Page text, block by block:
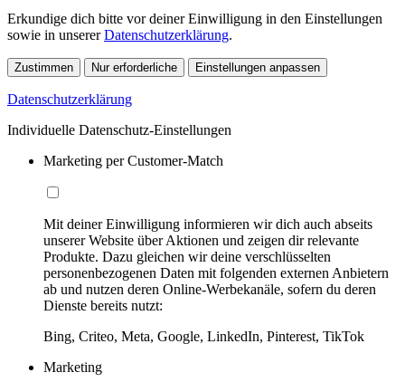
Erkundige dich bitte vor deiner Einwilligung in den Einstellungen
sowie in unsererDatenschutzerklärung.
Zustimmen Nur erforderliche Einstellungen anpassen
Datenschutzerklärung
Individuelle Datenschutz-Einstellungen
Marketing per Customer-Match
Mit deiner Einwilligung informieren wir dich auch abseits
unserer Website über Aktionen und zeigen dir relevante
Produkte. Dazu gleichen wir deine verschlüsselten
personenbezogenen Daten mit folgenden externen Anbietern
ab und nutzen deren Online-Werbekanäle, sofern du deren
Dienste bereits nutzt:
Bing, Criteo, Meta, Google, LinkedIn, Pinterest, TikTok
Marketing